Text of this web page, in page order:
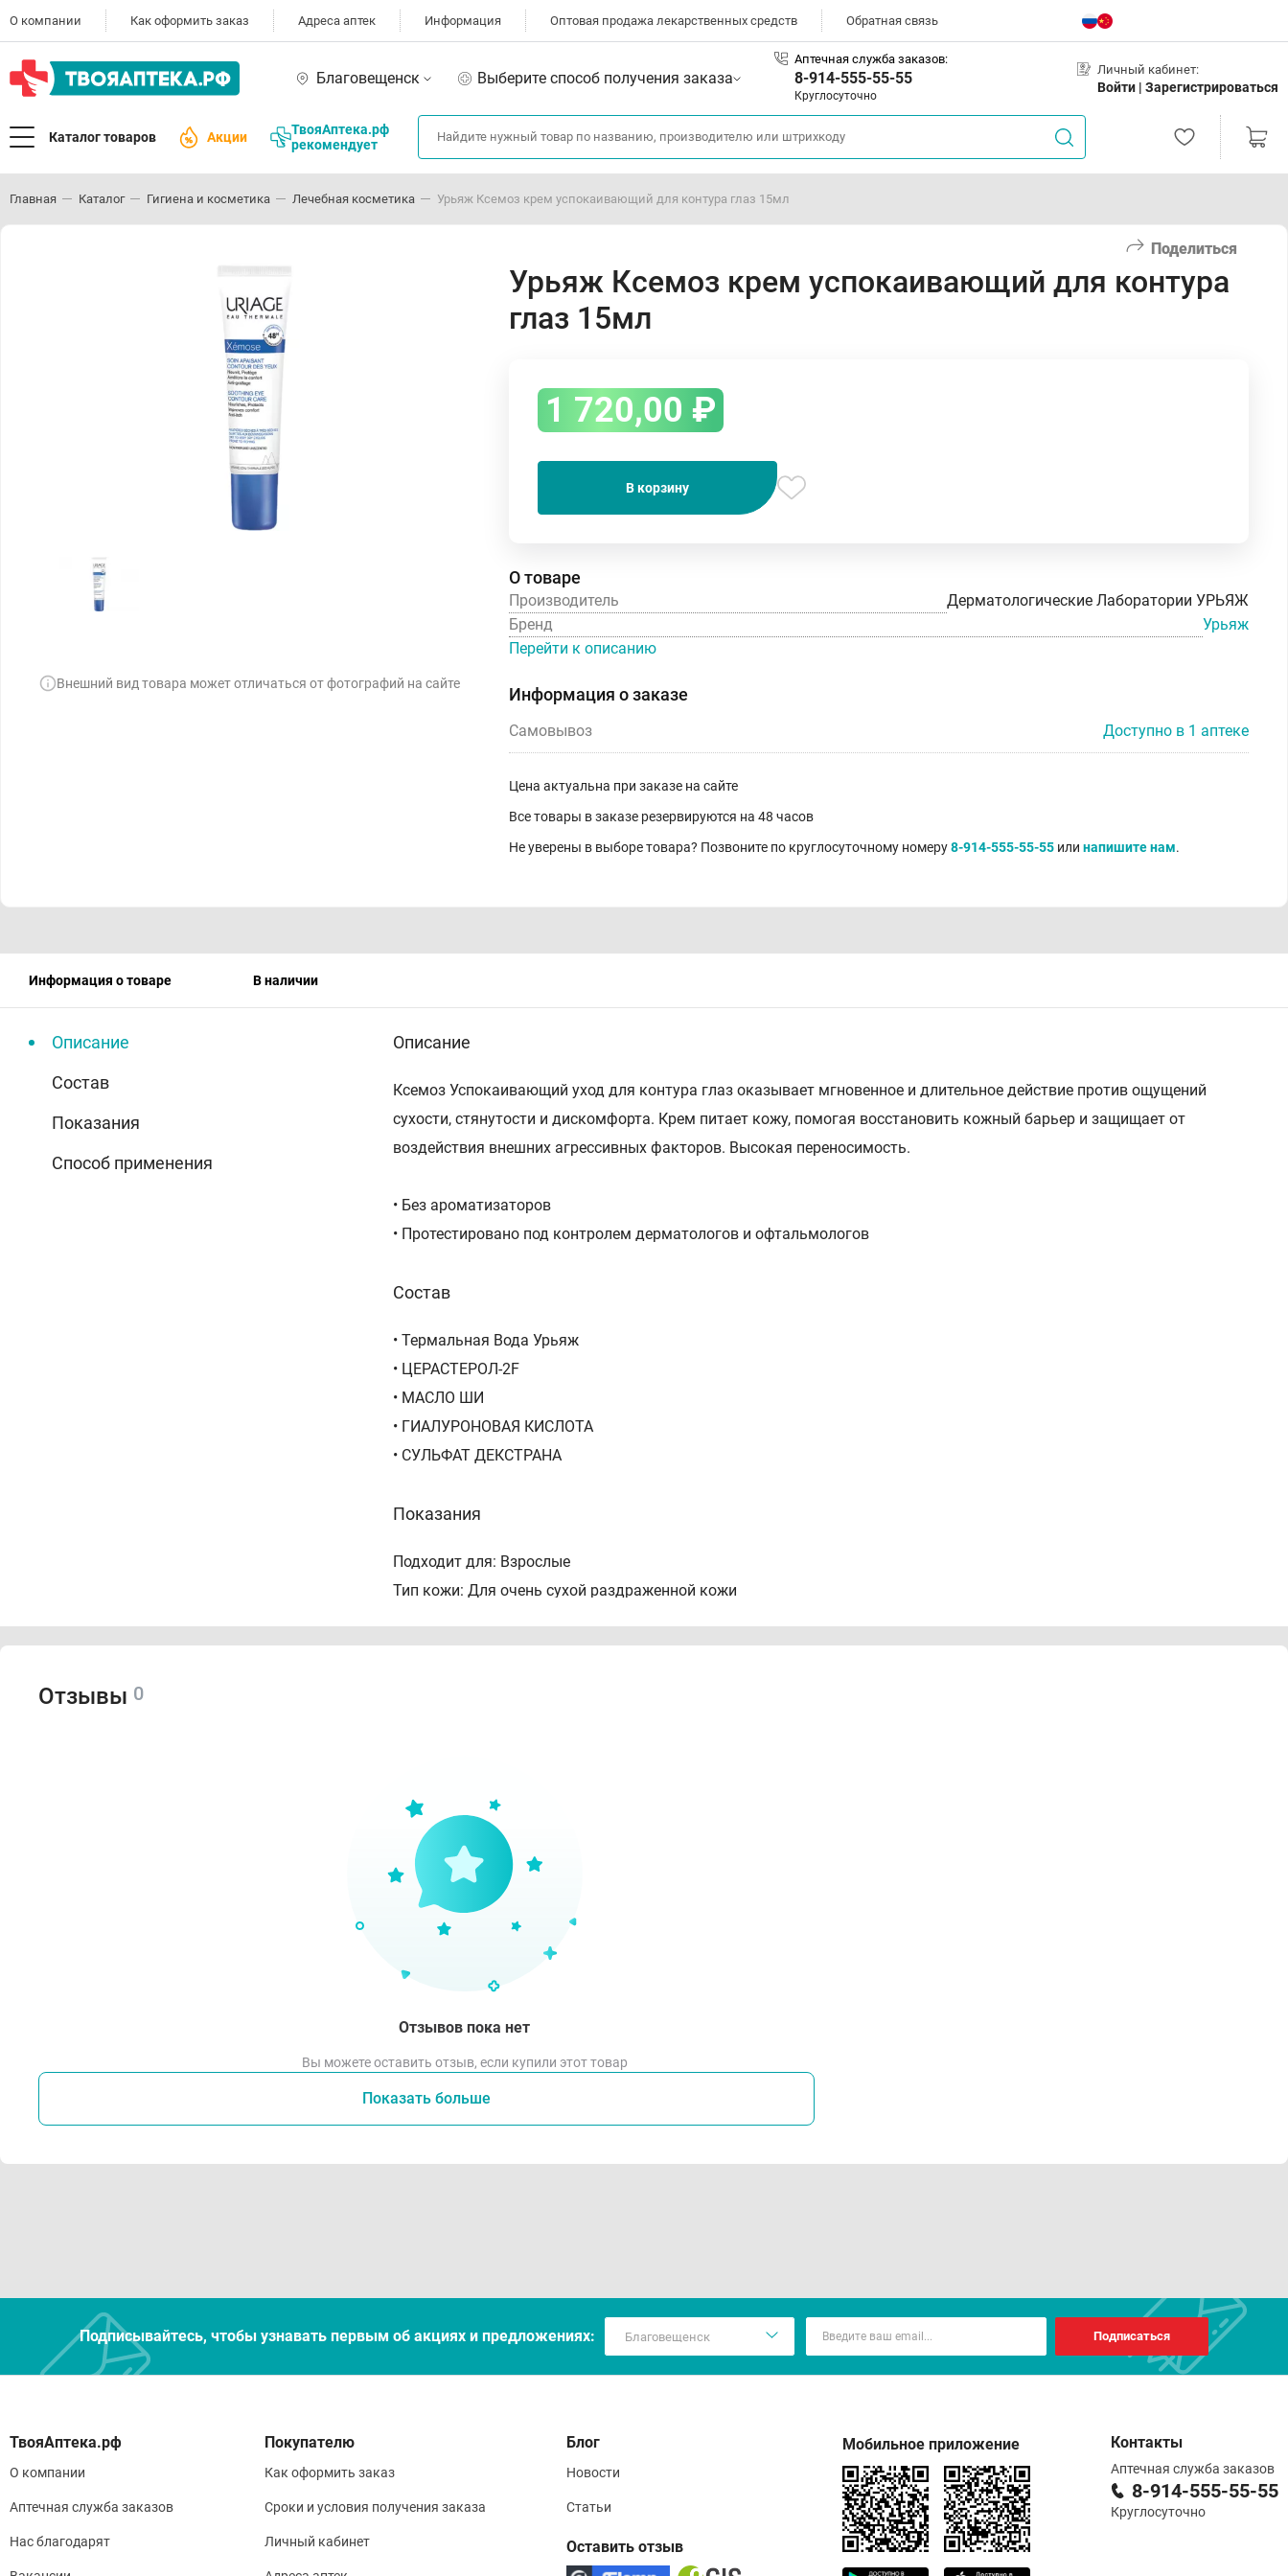
О компании Как оформить заказ Адреса аптек Информация Оптовая продажа лекарственных средств Обратная связь
Благовещенск Выберите способ получения заказа
Аптечная служба заказов:
8-914-555-55-55
Круглосуточно
Личный кабинет:
Войти | Зарегистрироваться
Каталог товаров Акции
ТвояАптека.рф
рекомендует
Главная Каталог Гигиена и косметика Лечебная косметика Урьяж Ксемоз крем успокаивающий для контура глаз 15мл
Поделиться
Внешний вид товара может отличаться от фотографий на сайте
Урьяж Ксемоз крем успокаивающий для контура
глаз 15мл
1 720,00 ₽
В корзину
О товаре
Производитель
Дерматологические Лаборатории УРЬЯЖ
Бренд
Урьяж
Перейти к описанию
Информация о заказе
Самовывоз Доступно в 1 аптеке
Цена актуальна при заказе на сайте
Все товары в заказе резервируются на 48 часов
Не уверены в выборе товара? Позвоните по круглосуточному номеру8-914-555-55-55 или напишите нам.
Информация о товаре В наличии
Описание
Состав
Показания
Способ применения
Описание
Ксемоз Успокаивающий уход для контура глаз оказывает мгновенное и длительное действие против ощущений
сухости, стянутости и дискомфорта. Крем питает кожу, помогая восстановить кожный барьер и защищает от
воздействия внешних агрессивных факторов. Высокая переносимость.
• Без ароматизаторов
• Протестировано под контролем дерматологов и офтальмологов
Состав
• Термальная Вода Урьяж
• ЦЕРАСТЕРОЛ-2F
• МАСЛО ШИ
• ГИАЛУРОНОВАЯ КИСЛОТА
• СУЛЬФАТ ДЕКСТРАНА
Показания
Подходит для: Взрослые
Тип кожи: Для очень сухой раздраженной кожи
Назначение: Успокаивающий уход
Отзывы 0
Отзывов пока нет
Вы можете оставить отзыв, если купили этот товар
Показать больше
Подписывайтесь, чтобы узнавать первым об акцияx и предложениях: Подписаться
О компании
Аптечная служба заказов
Нас благодарят
Покупателю
Как оформить заказ
Сроки и условия получения заказа
Личный кабинет
Блог
Новости
Статьи
Оставить отзыв
Мобильное приложение Контакты
Аптечная служба заказов
8-914-555-55-55
Круглосуточно